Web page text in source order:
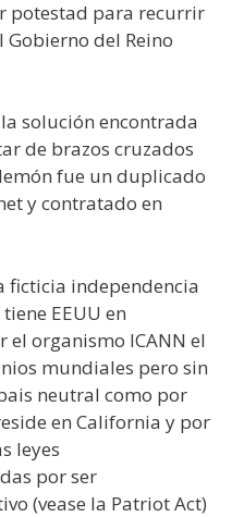
potestad para recurrir
Gobierno del Reino
solución encontrada
de brazos cruzados
fue un duplicado
y contratado en
ficticia independencia
EEUU en
el organismo ICANN el
mundiales pero sin
neutral como por
en California y por
leyes
por ser
(vease la Patriot Act)